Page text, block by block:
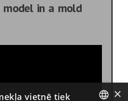
model in a mold
×
vietnē tiek